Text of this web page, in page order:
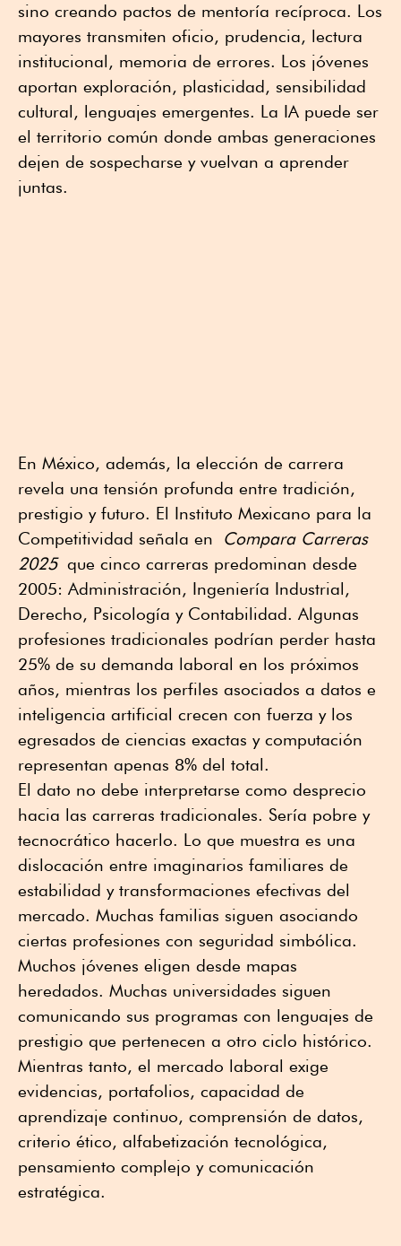
sino creando pactos de mentoría recíproca. Los
mayores transmiten oficio, prudencia, lectura
institucional, memoria de errores. Los jóvenes
aportan exploración, plasticidad, sensibilidad
cultural, lenguajes emergentes. La IA puede ser
el territorio común donde ambas generaciones
dejen de sospecharse y vuelvan a aprender
juntas.
En México, además, la elección de carrera
revela una tensión profunda entre tradición,
prestigio y futuro. El Instituto Mexicano para la
Competitividad señala en
Compara Carreras
2025 que cinco carreras predominan desde
2005: Administración, Ingeniería Industrial,
Derecho, Psicología y Contabilidad. Algunas
profesiones tradicionales podrían perder hasta
25% de su demanda laboral en los próximos
años, mientras los perfiles asociados a datos e
inteligencia artificial crecen con fuerza y los
egresados de ciencias exactas y computación
representan apenas 8% del total.
El dato no debe interpretarse como desprecio
hacia las carreras tradicionales. Sería pobre y
tecnocrático hacerlo. Lo que muestra es una
dislocación entre imaginarios familiares de
estabilidad y transformaciones efectivas del
mercado. Muchas familias siguen asociando
ciertas profesiones con seguridad simbólica.
Muchos jóvenes eligen desde mapas
heredados. Muchas universidades siguen
comunicando sus programas con lenguajes de
prestigio que pertenecen a otro ciclo histórico.
Mientras tanto, el mercado laboral exige
evidencias, portafolios, capacidad de
aprendizaje continuo, comprensión de datos,
criterio ético, alfabetización tecnológica,
pensamiento complejo y comunicación
estratégica.